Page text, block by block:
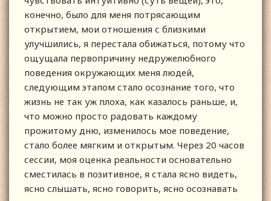
конечно, было для меня потрясающим
открытием, мои отношения с близкими
улучшились, я перестала обижаться, потому что
ощущала первопричину недружелюбного
поведения окружающих меня людей,
следующим этапом стало осознание того, что
жизнь не так уж плоха, как казалось раньше, и,
что можно просто радовать каждому
прожитому дню, изменилось мое поведение,
стало более мягким и открытым. Через 20 часов
сессии, моя оценка реальности основательно
сместилась в позитивное, я стала ясно видеть,
ясно слышать, ясно говорить, ясно осознавать